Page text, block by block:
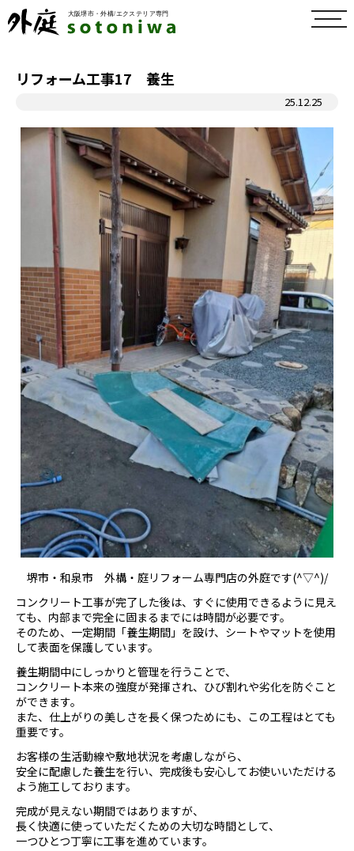
toggle
リフォーム工事17 養生
25.12.25
堺市・和泉市 外構・庭リフォーム専門店の外庭です(^▽^)/
コンクリート工事が完了した後は、すぐに使用できるように見え
ても、内部まで完全に固まるまでには時間が必要です。
そのため、一定期間「養生期間」を設け、シートやマットを使用
して表面を保護しています。
養生期間中にしっかりと管理を行うことで、
コンクリート本来の強度が発揮され、ひび割れや劣化を防ぐこと
ができます。
また、仕上がりの美しさを長く保つためにも、この工程はとても
重要です。
お客様の生活動線や敷地状況を考慮しながら、
安全に配慮した養生を行い、完成後も安心してお使いいただける
よう施工しております。
完成が見えない期間ではありますが、
長く快適に使っていただくための大切な時間として、
一つひとつ丁寧に工事を進めています。